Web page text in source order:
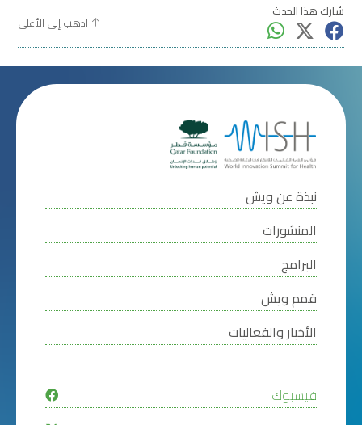
شارك هذا الحدث
اذهب إلى الأعلى
نبذة عن ويش
المنشورات
البرامج
قمم ويش
الأخبار والفعاليات
فيسبوك